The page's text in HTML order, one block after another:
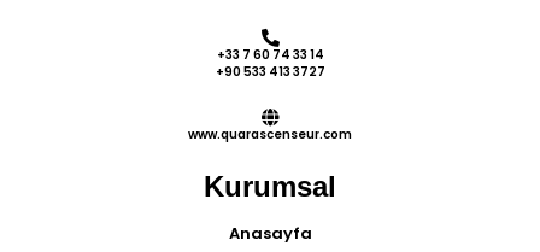
+33 7 60 74 33 14
+90 533 413 3727
www.quarascenseur.com
Kurumsal
Anasayfa